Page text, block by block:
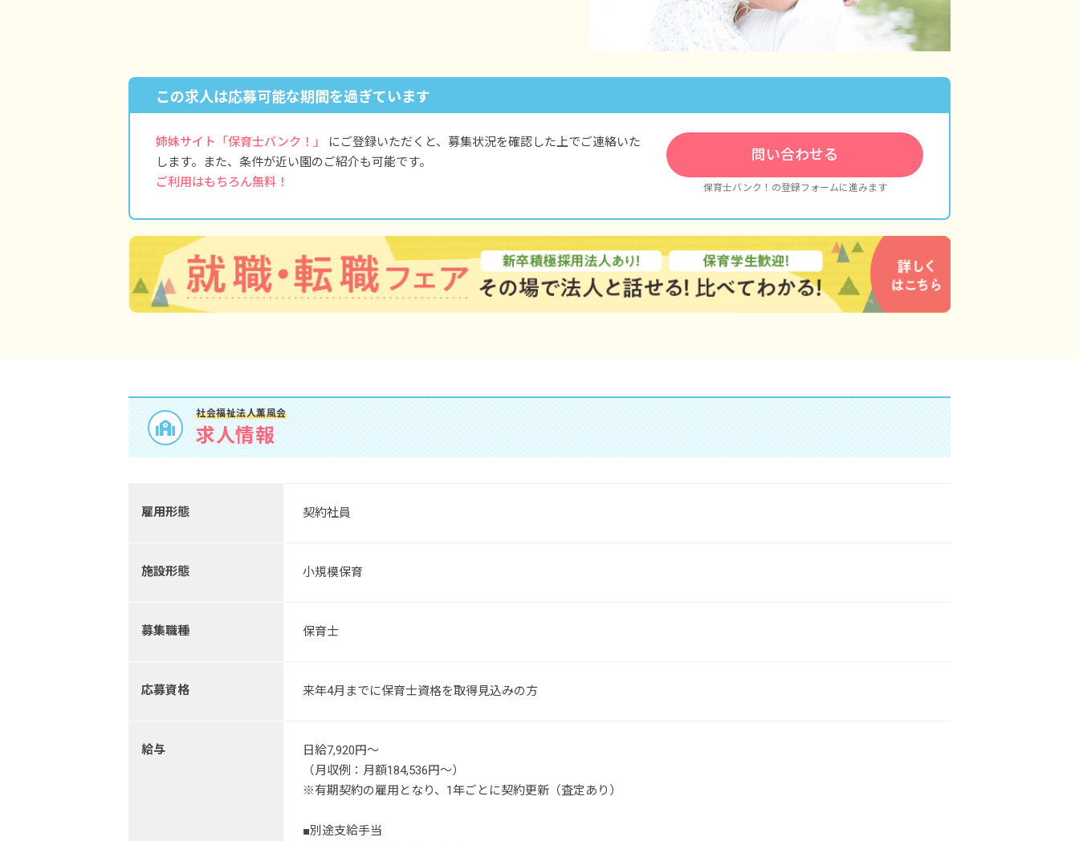
この求人は応募可能な期間を過ぎています
姉妹サイト「保育士バンク！」
にご登録いただくと、募集状況を確認した上でご連絡いた
します。また、条件が近い園のご紹介も可能です。
ご利用はもちろん無料！
問い合わせる
保育士バンク！の登録フォームに進みます
社会福祉法人薫風会
求人情報
雇用形態 契約社員
施設形態 小規模保育
募集職種 保育士
応募資格 来年4月までに保育士資格を取得見込みの方
給与
日給7,920円～
（月収例：月額184,536円～）
※有期契約の雇用となり、1年ごとに契約更新（査定あり）
■別途支給手当